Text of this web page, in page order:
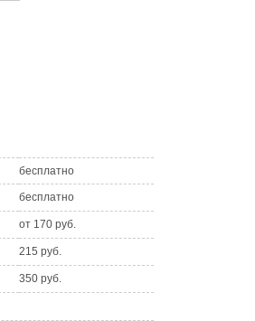
бесплатно
бесплатно
от 170 руб.
215 руб.
350 руб.